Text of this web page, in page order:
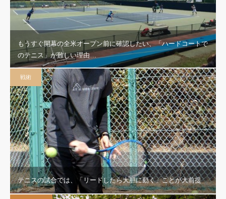
もうすぐ開幕の全米オープン前に確認したい、「ハードコートで
のテニス」が難しい理由…
戦術
テニスの試合では、「リードしたら大胆に動く」ことが大前提